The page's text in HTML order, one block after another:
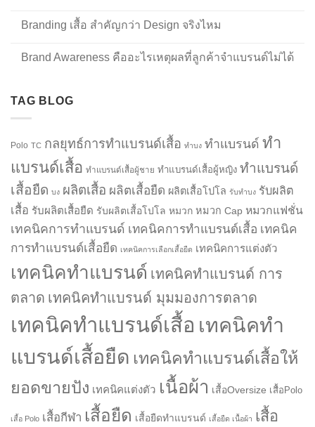
Branding เสื้อ สำคัญกว่า Design จริงไหม
Brand Awareness คืออะไรเหตุผลที่ลูกค้าจำแบรนด์ไม่ได้
TAG BLOG
Polo TC กลยุทธ์การทำแบรนด์เสื้อ ทำบง ทำแบรนด์ ทำ
แบรนด์เสื้อ ทำแบรนด์เสื้อผู้ชาย ทำแบรนด์เสื้อผู้หญิง ทำแบรนด์
เสื้อยืด บง ผลิตเสื้อ ผลิตเสื้อยืด ผลิตเสื้อโปโล รับทำบง รับผลิต
เสื้อ รับผลิตเสื้อยืด รับผลิตเสื้อโปโล หมวก หมวก Cap หมวกแฟชั่น
เทคนิคการทำแบรนด์ เทคนิคการทำแบรนด์เสื้อ เทคนิค
การทำแบรนด์เสื้อยืด เทคนิคการเลือกเสื้อยืด เทคนิคการแต่งตัว
เทคนิคทำแบรนด์ เทคนิคทำแบรนด์ การ
ตลาด เทคนิคทำแบรนด์ มุมมองการตลาด
เทคนิคทำแบรนด์เสื้อ เทคนิคทำ
แบรนด์เสื้อยืด เทคนิคทำแบรนด์เสื้อให้
ยอดขายปัง เทคนิคแต่งตัว เนื้อผ้า เสื้อOversize เสื้อPolo
เสื้อ Polo เสื้อกีฬา เสื้อยืด เสื้อยืดทำแบรนด์ เสื้อยืด เนื้อผ้า เสื้อ